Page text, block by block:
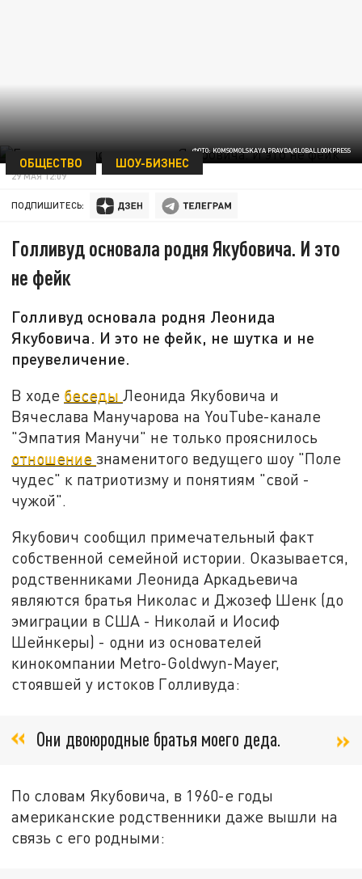
ФОТО: KOMSOMOLSKAYA PRAVDA/GLOBALLOOKPRESS
ОБЩЕСТВО ШОУ-БИЗНЕС
29 МАЯ 12:09
ПОДПИШИТЕСЬ:
Голливуд основала родня Якубовича. И это
не фейк
Голливуд основала родня Леонида
Якубовича. И это не фейк, не шутка и не
преувеличение.
В ходе беседыЛеонида Якубовича и
Вячеслава Манучарова на YouTube-канале
"Эмпатия Манучи" не только прояснилось
отношениезнаменитого ведущего шоу "Поле
чудес" к патриотизму и понятиям "свой -
чужой".
Якубович сообщил примечательный факт
собственной семейной истории. Оказывается,
родственниками Леонида Аркадьевича
являются братья Николас и Джозеф Шенк (до
эмиграции в США - Николай и Иосиф
Шейнкеры) - одни из основателей
кинокомпании Metro-Goldwyn-Mayer,
стоявшей у истоков Голливуда:
Они двоюродные братья моего деда.
По словам Якубовича, в 1960-е годы
американские родственники даже вышли на
связь с его родными: